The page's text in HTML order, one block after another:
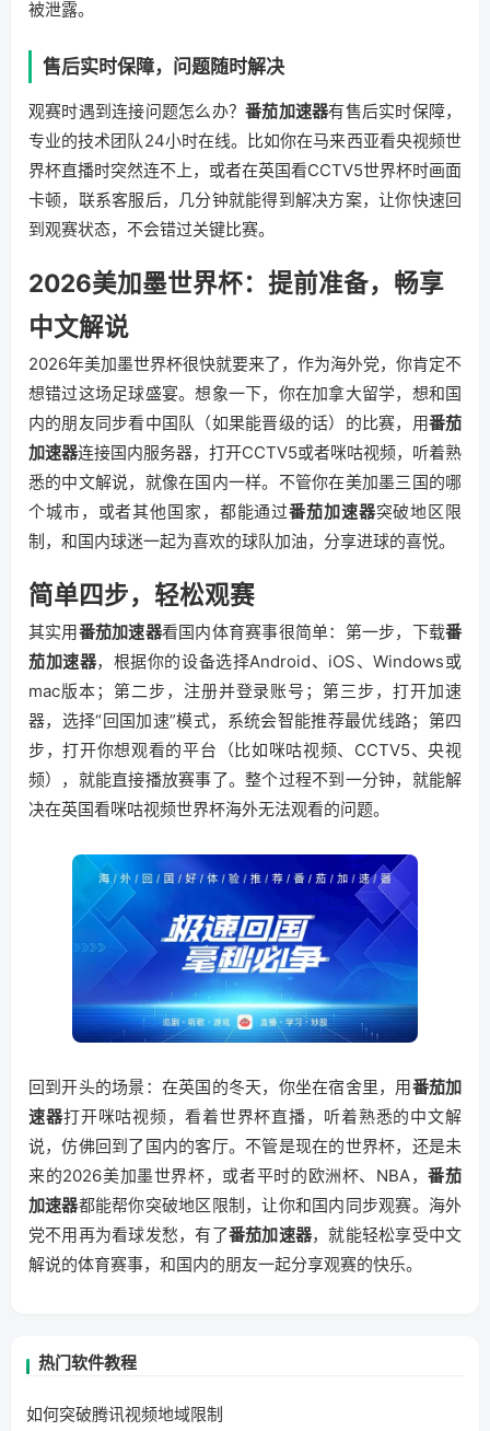
被泄露。
售后实时保障，问题随时解决
观赛时遇到连接问题怎么办？番茄加速器有售后实时保障，
专业的技术团队24小时在线。比如你在马来西亚看央视频世
界杯直播时突然连不上，或者在英国看CCTV5世界杯时画面
卡顿，联系客服后，几分钟就能得到解决方案，让你快速回
到观赛状态，不会错过关键比赛。
2026美加墨世界杯：提前准备，畅享
中文解说
2026年美加墨世界杯很快就要来了，作为海外党，你肯定不
想错过这场足球盛宴。想象一下，你在加拿大留学，想和国
内的朋友同步看中国队（如果能晋级的话）的比赛，用番茄
加速器连接国内服务器，打开CCTV5或者咪咕视频，听着熟
悉的中文解说，就像在国内一样。不管你在美加墨三国的哪
个城市，或者其他国家，都能通过番茄加速器突破地区限
制，和国内球迷一起为喜欢的球队加油，分享进球的喜悦。
简单四步，轻松观赛
其实用番茄加速器看国内体育赛事很简单：第一步，下载番
茄加速器，根据你的设备选择Android、iOS、Windows或
mac版本；第二步，注册并登录账号；第三步，打开加速
器，选择“回国加速”模式，系统会智能推荐最优线路；第四
步，打开你想观看的平台（比如咪咕视频、CCTV5、央视
频），就能直接播放赛事了。整个过程不到一分钟，就能解
决在英国看咪咕视频世界杯海外无法观看的问题。
回到开头的场景：在英国的冬天，你坐在宿舍里，用番茄加
速器打开咪咕视频，看着世界杯直播，听着熟悉的中文解
说，仿佛回到了国内的客厅。不管是现在的世界杯，还是未
来的2026美加墨世界杯，或者平时的欧洲杯、NBA，番茄
加速器都能帮你突破地区限制，让你和国内同步观赛。海外
党不用再为看球发愁，有了番茄加速器，就能轻松享受中文
解说的体育赛事，和国内的朋友一起分享观赛的快乐。
热门软件教程
如何突破腾讯视频地域限制